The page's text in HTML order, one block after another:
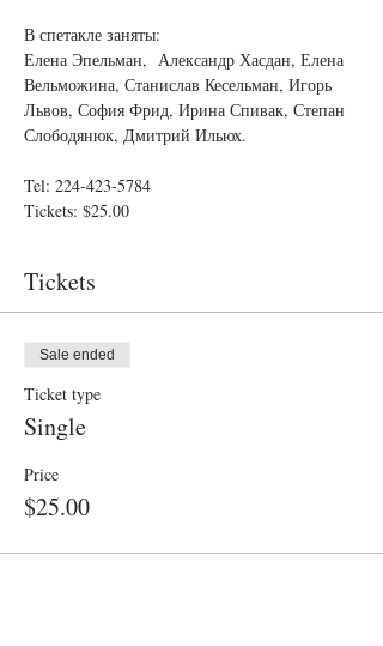
В спетакле заняты:
Елена Эпельман,  Александр Хасдан, Елена
Вельможина, Станислав Кесельман, Игорь
Львов, София Фрид, Ирина Спивак, Степан
Tel: 224-423-5784
Tickets: $25.00
Tickets
Sale ended
Ticket type
Single
Price
$25.00